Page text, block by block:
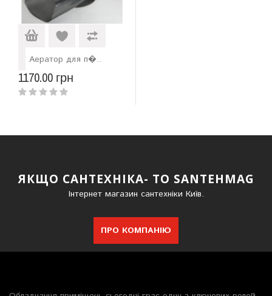
Аератор для п�..
1170.00 грн
ЯКЩО САНТЕХНІКА- ТО SANTEHMAG
Інтернет магазин сантехніки Київ.
ПРО КОМПАНІЮ